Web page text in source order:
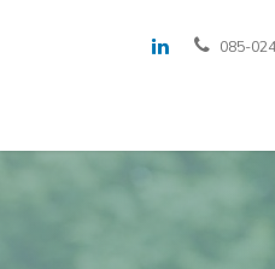
085-